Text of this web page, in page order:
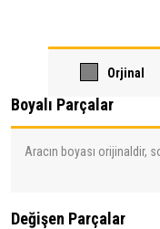
Orjinal
Boyalı Parçalar
Aracın boyası orijinaldir,
Değişen Parçalar